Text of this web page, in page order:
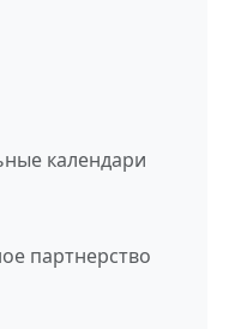
календари
партнерство